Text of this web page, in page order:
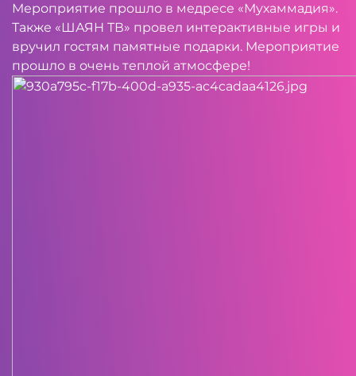
Мероприятие прошло в медресе «Мухаммадия».
Также «ШАЯН ТВ» провел интерактивные игры и
вручил гостям памятные подарки. Мероприятие
прошло в очень теплой атмосфере!